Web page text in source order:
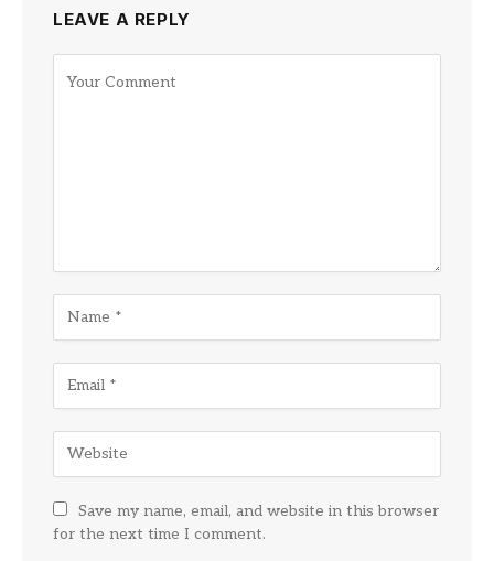
LEAVE A REPLY
Save my name, email, and website in this browser
for the next time I comment.